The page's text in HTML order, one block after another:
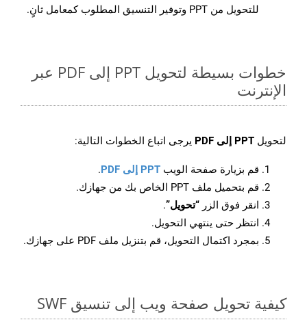
للتحويل من PPT وتوفير التنسيق المطلوب كمعامل ثانٍ.
خطوات بسيطة لتحويل PPT إلى PDF عبر
الإنترنت
لتحويل PPT إلى PDF يرجى اتباع الخطوات التالية:
قم بزيارة صفحة الويب PPT إلى PDF
.
قم بتحميل ملف PPT الخاص بك من جهازك.
انقر فوق الزر “تحويل”.
انتظر حتى ينتهي التحويل.
بمجرد اكتمال التحويل، قم بتنزيل ملف PDF على جهازك.
كيفية تحويل صفحة ويب إلى تنسيق SWF